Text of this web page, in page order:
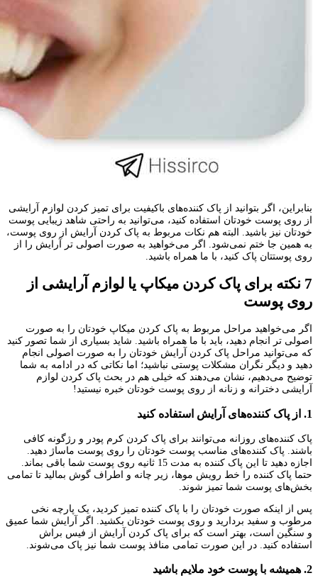
بنابراین، اگر بتوانید از پاک کننده‌های باکیفیت برای تمیز کردن لوازم آرایشی
از روی پوست خودتان استفاده کنید، می‌توانید به راحتی شاهد زیبایی پوست
خودتان نیز باشید. البته هم نکات مربوط به پاک کردن آرایش از روی پوست،
به همین جا ختم نمی‌شود. اگر می‌خواهید به صورت اصولی تر آرایش را از
روی پوستتان پاک کنید، با ما همراه باشید.
7 نکته برای پاک کردن میکاپ یا لوازم آرایشی از
روی پوست
اگر می‌خواهید مراحل مربوط به پاک کردن میکاپ خودتان را به صورت
اصولی تر انجام دهید، باید با ما همراه باشید. شاید بسیاری از شما تصور کنید
که می‌توانید مراحل پاک کردن آرایش خودتان را به صورت اصولی انجام
دهید و دیگر نگران مشکلات پوستی نباشید؛ اما نکاتی که در ادامه به شما
توضیح می‌دهیم، نشان می‌دهند که خیلی هم در بحث پاک کردن لوازم
آرایشی دخترانه و زنانه از روی پوست خودتان خبره نیستید!
1. از پاک کننده‌های آرایش استفاده کنید
پاک کننده‌های روزانه می‌توانند برای پاک کردن کرم پودر و رژگونه کافی
باشند. پاک کننده‌های مناسب پوست خودتان را روی پوست ماساژ دهید.
اجازه دهید تا این پاک کننده به مدت 15 ثانیه روی پوست شما باقی بماند.
حتما پاک کننده را خط رویش موها، زیر چانه و اطراف گوش بمالید تا تمامی
بخش‌های پوست شما تمیز شوند.
پس از اینکه صورت خودتان را با پاک کننده تمیز کردید، یک پارچه نخی
مرطوب و سفید بردارید و روی پوست خودتان بکشید. اگر آرایش شما عمیق
و سنگین است، بهتر است که برای پاک کردن آرایش از فیس براش
استفاده کنید. در این صورت تمامی منافذ پوست شما نیز پاک می‌شوند.
2. همیشه با پوست خود ملایم باشید